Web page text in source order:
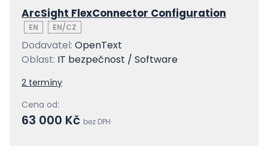
ArcSight FlexConnector Configuration
EN EN/CZ
Dodavatel: OpenText
Oblast: IT bezpečnost / Software
2 termíny
Cena od:
63 000 Kč bez DPH